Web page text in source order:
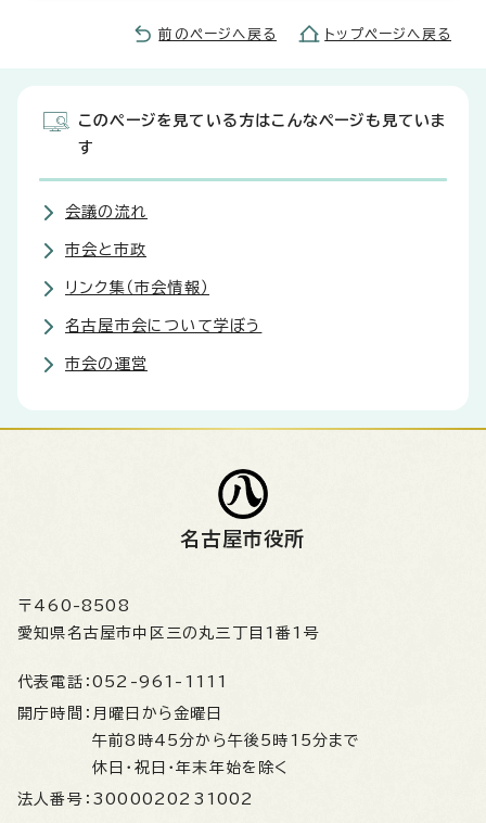
前のページへ戻る トップページへ戻る
このページを見ている方はこんなページも見ていま
す
会議の流れ
市会と市政
リンク集（市会情報）
名古屋市会について学ぼう
市会の運営
名古屋市役所
〒460-8508
愛知県名古屋市中区三の丸三丁目1番1号
代表電話： 052-961-1111
開庁時間： 月曜日から金曜日
午前8時45分から午後5時15分まで
休日・祝日・年末年始を除く
法人番号： 3000020231002